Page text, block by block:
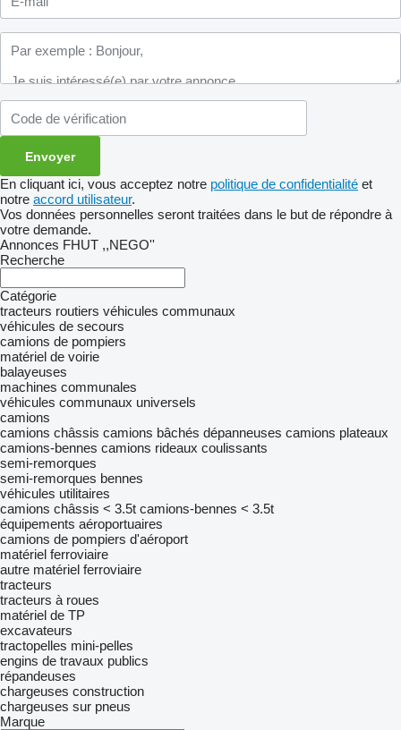
En cliquant ici, vous acceptez notre politique de confidentialité et
notre accord utilisateur.
Vos données personnelles seront traitées dans le but de répondre à
votre demande.
Annonces FHUT ,,NEGO''
Recherche
Catégorie
tracteurs routiers véhicules communaux
véhicules de secours
camions de pompiers
matériel de voirie
balayeuses
machines communales
véhicules communaux universels
camions
camions châssis camions bâchés dépanneuses camions plateaux
camions-bennes camions rideaux coulissants
semi-remorques
semi-remorques bennes
véhicules utilitaires
camions châssis < 3.5t camions-bennes < 3.5t
équipements aéroportuaires
camions de pompiers d'aéroport
matériel ferroviaire
autre matériel ferroviaire
tracteurs
tracteurs à roues
matériel de TP
excavateurs
tractopelles mini-pelles
engins de travaux publics
répandeuses
chargeuses construction
chargeuses sur pneus
Marque